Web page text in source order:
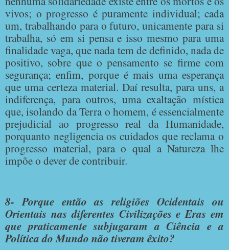
vivos; o progresso é puramente individual; cada
um, trabalhando para o futuro, unicamente para si
trabalha, só em si pensa e isso mesmo para uma
finalidade vaga, que nada tem de definido, nada de
positivo, sobre que o pensamento se firme com
segurança; enfim, porque é mais uma esperança
que uma certeza material. Daí resulta, para uns, a
indiferença, para outros, uma exaltação mística
que, isolando da Terra o homem, é essencialmente
prejudicial ao progresso real da Humanidade,
porquanto negligencia os cuidados que reclama o
progresso material, para o qual a Natureza lhe
impõe o dever de contribuir.
8- Porque então as religiões Ocidentais ou
Orientais nas diferentes Civilizações e Eras em
que praticamente subjugaram a Ciência e a
Política do Mundo não tiveram êxito?